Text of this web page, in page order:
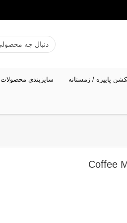
پاییزه / زمستانه سایزبندی محصولات